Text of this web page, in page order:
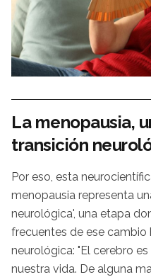
La menopausia,
transición
Por eso, esta
menopausia representa
neurológica', una etapa
frecuentes de ese
neurológica: "El cerebro
nuestra vida. De alguna